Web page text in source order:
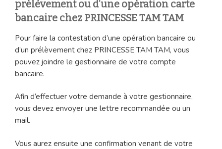
prélèvement ou d’une opération carte
bancaire chez PRINCESSE TAM TAM
Pour faire la contestation d’une opération bancaire ou
d’un prélèvement chez PRINCESSE TAM TAM, vous
pouvez joindre le gestionnaire de votre compte
bancaire.
Afin d’effectuer votre demande à votre gestionnaire,
vous devez envoyer une lettre recommandée ou un
mail.
Vous aurez ensuite une confirmation venant de votre